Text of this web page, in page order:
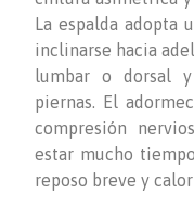
La espalda adopta
inclinarse hacia
lumbar o dorsal
piernas. El
compresión
estar mucho
reposo breve y calor